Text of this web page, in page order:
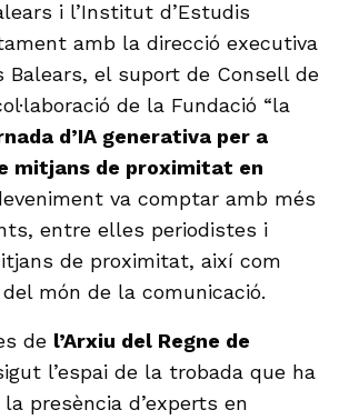
i l’Institut d’Estudis
amb la direcció executiva
Balears, el suport de Consell de
de la Fundació “la
d’IA generativa per a
mitjans de proximitat en
va comptar amb més
entre elles periodistes i
de proximitat, així com
món de la comunicació.
de l’Arxiu del Regne de
l’espai de la trobada que ha
presència d’experts en